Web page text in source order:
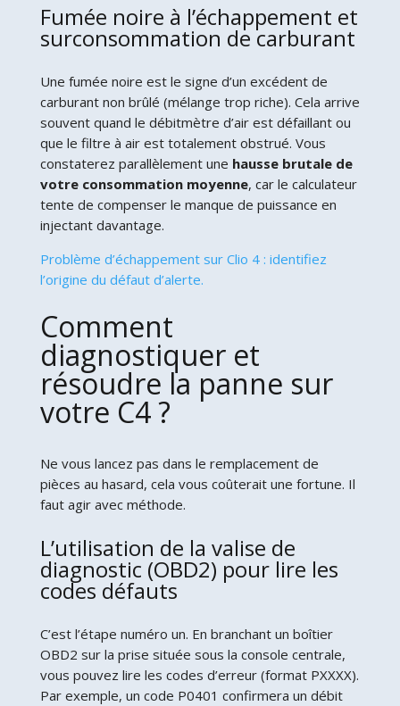
Fumée noire à l’échappement et
surconsommation de carburant
Une fumée noire est le signe d’un excédent de
carburant non brûlé (mélange trop riche). Cela arrive
souvent quand le débitmètre d’air est défaillant ou
que le filtre à air est totalement obstrué. Vous
constaterez parallèlement une hausse brutale de
votre consommation moyenne, car le calculateur
tente de compenser le manque de puissance en
injectant davantage.
Problème d’échappement sur Clio 4 : identifiez
l’origine du défaut d’alerte.
Comment
diagnostiquer et
résoudre la panne sur
votre C4 ?
Ne vous lancez pas dans le remplacement de
pièces au hasard, cela vous coûterait une fortune. Il
faut agir avec méthode.
L’utilisation de la valise de
diagnostic (OBD2) pour lire les
codes défauts
C’est l’étape numéro un. En branchant un boîtier
OBD2 sur la prise située sous la console centrale,
vous pouvez lire les codes d’erreur (format PXXXX).
Par exemple, un code P0401 confirmera un débit